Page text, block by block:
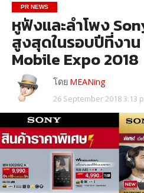
PR NEWS
หูฟังและลำโพง
สูงสุดในรอบปีที่งา
Mobile Expo 2018
โดย MEANing
26 September 2018 3:13